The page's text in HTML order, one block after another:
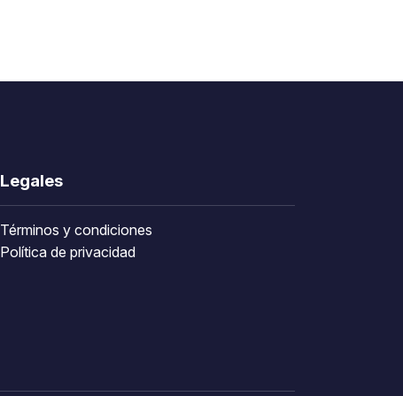
Legales
Términos y condiciones
Política de privacidad